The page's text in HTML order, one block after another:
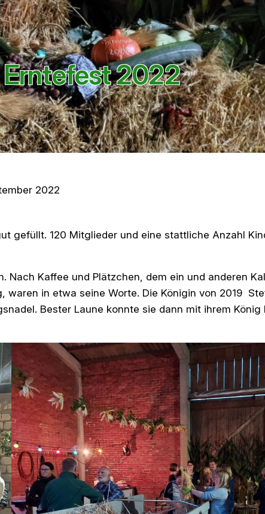
2022
2022
gefüllt. 120 Mitglieder und eine stattliche Anzahl
Kaffee und Plätzchen, dem ein und anderen
in etwa seine Worte. Die Königin von 2019
Bester Laune konnte sie dann mit ihrem König